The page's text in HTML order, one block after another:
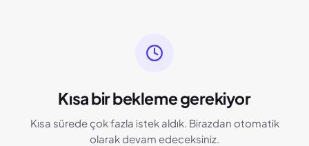
Kısa bir bekleme gerekiyor
Kısa sürede çok fazla istek aldık. Birazdan otomatik
olarak devam edeceksiniz.